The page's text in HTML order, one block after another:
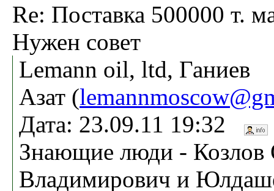
Re: Поставка 500000 т.
Нужен совет
Lemann oil, ltd, Ганиев
Азат (
Дата: 23.09.11 19:32
Знающие люди - Козлов
Владимирович и